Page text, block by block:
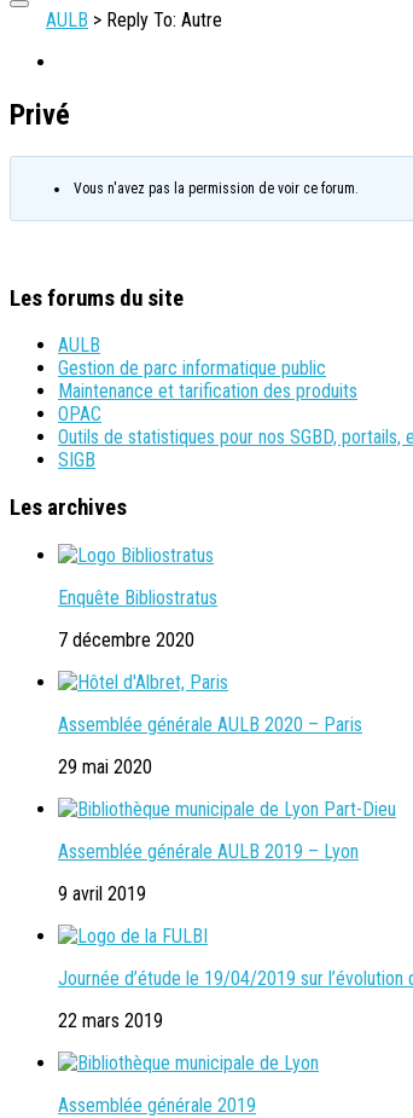
AULB > Reply To: Autre
Privé
Vous n'avez pas la permission de voir ce forum.
Les forums du site
AULB
Gestion de parc informatique public
Maintenance et tarification des produits
OPAC
Outils de statistiques pour nos SGBD, portails,
SIGB
Les archives
Enquête Bibliostratus
7 décembre 2020
Assemblée générale AULB 2020 – Paris
29 mai 2020
Assemblée générale AULB 2019 – Lyon
9 avril 2019
Journée d’étude le 19/04/2019 sur
22 mars 2019
Assemblée générale 2019